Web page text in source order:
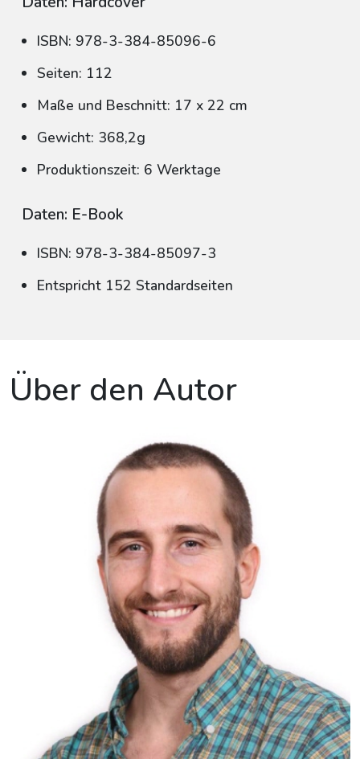
ISBN: 978-3-384-85096-6
Seiten: 112
Maße und Beschnitt: 17 x 22 cm
Gewicht: 368,2g
Produktionszeit: 6 Werktage
Daten: E-Book
ISBN: 978-3-384-85097-3
Entspricht 152 Standardseiten
Über den Autor